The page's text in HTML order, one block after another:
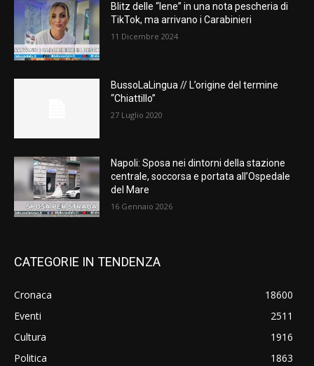
Blitz delle “Iene” in una nota pescheria di
TikTok, ma arrivano i Carabinieri
11 Dicembre 2024
BussoLaLingua // L’origine del termine
“Chiattillo”
27 Luglio 2020
Napoli: Sposa nei dintorni della stazione
centrale, soccorsa e portata all’Ospedale
del Mare
16 Gennaio 2026
CATEGORIE IN TENDENZA
Cronaca
18600
Eventi
2511
Cultura
1916
Politica
1863